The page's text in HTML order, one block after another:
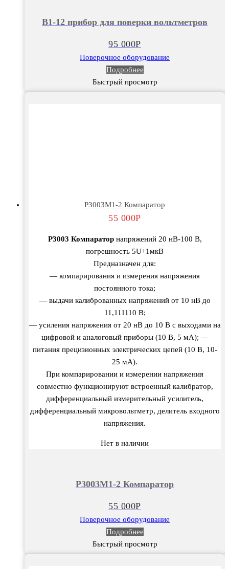
В1-12 прибор для поверки вольтметров
95 000Р
Поверочное оборудование
Подробнее
Быстрый просмотр
Р3003М1-2 Компаратор
55 000Р
Р3003 Компараторнапряжений 20 нВ-100 В,
погрешность 5U+1мкВ
Предназначен для:
— компарирования и измерения напряжения
постоянного тока;
— выдачи калиброванных напряжений от 10 нВ до
11,111110 В;
— усиления напряжения от 20 нВ до 10 В с выходами на
цифровой и аналоговый приборы (10 В, 5 мА); —
питания прецизионных электрических цепей (10 В, 10-
25 мА).
При компарировании и измерении напряжения
совместно функционируют встроенный калибратор,
дифференциальный измерительный усилитель,
дифференциальный микровольтметр, делитель входного
напряжения.
Нет в наличии
Р3003М1-2 Компаратор
55 000Р
Поверочное оборудование
Подробнее
Быстрый просмотр